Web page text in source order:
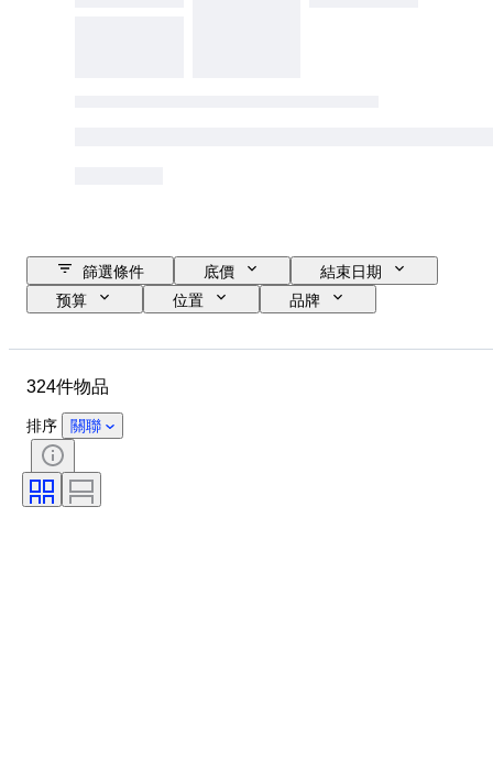
篩選條件 底價
結束日期
预算
位置
品牌
鐵路公司
324件物品
排序 關聯